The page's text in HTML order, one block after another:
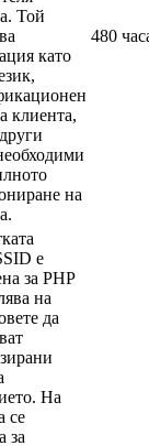
Той
като
клиента,
на
480
е
за PHP
на
да
На
се
за